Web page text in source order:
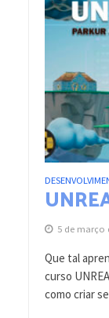
5 de março
Que tal
curso
como criar